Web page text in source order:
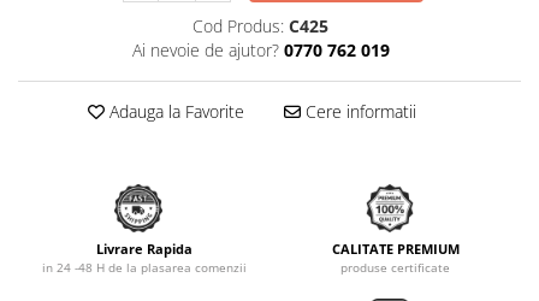
Cod Produs: C425
Ai nevoie de ajutor? 0770 762 019
Adauga la Favorite Cere informatii
Livrare Rapida
in 24 -48 H de la plasarea comenzii
CALITATE PREMIUM
produse certificate